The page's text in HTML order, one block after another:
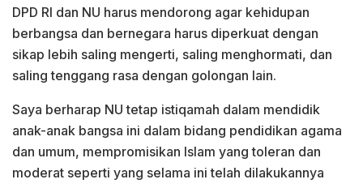
DPD RI dan NU harus mendorong agar kehidupan
berbangsa dan bernegara harus diperkuat dengan
sikap lebih saling mengerti, saling menghormati, dan
saling tenggang rasa dengan golongan lain.
Saya berharap NU tetap istiqamah dalam mendidik
anak-anak bangsa ini dalam bidang pendidikan agama
dan umum, mempromisikan Islam yang toleran dan
moderat seperti yang selama ini telah dilakukannya